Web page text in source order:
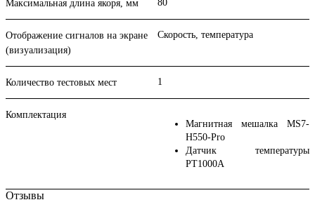
Максимальная длина якоря, мм 80
Отображение сигналов на экране
(визуализация)
Скорость, температура
Количество тестовых мест 1
Комплектация
Магнитная мешалка MS7-
H550-Pro
Датчик температуры
PT1000A
Отзывы